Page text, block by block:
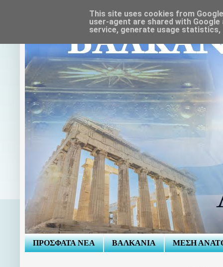
ΠΡΟΣΦΑΤΑ ΝΕΑ ΒΑΛΚΑΝΙΑ ΜΕΣΗ
This site uses cookies from
user-agent are shared with
service, generate usage statistics,